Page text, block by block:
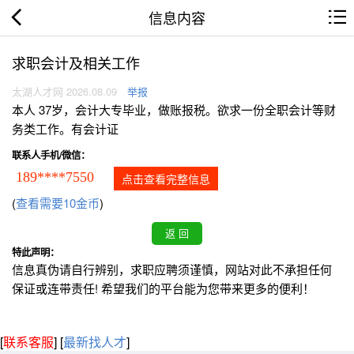
信息内容
求职会计及相关工作
太湖人才网 2026.08.09 举报
本人 37岁，会计大专毕业，做账报税。欲求一份全职会计等财
务类工作。有会计证
联系人手机/微信：
189****7550 点击查看完整信息
(查看需要10金币)
特此声明：
信息真伪请自行辨别，求职应聘须谨慎，网站对此不承担任何
保证或连带责任! 希望我们的平台能为您带来更多的便利！
[联系客服] [最新找人才]